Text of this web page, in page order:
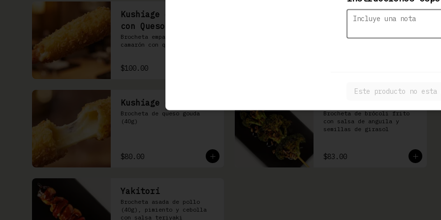
Kushiage de Camarón
con Queso
Brocheta empanizada de
camarón con queso gouda
$100.00
Kushiage de Plátano
Brocheta de plátano con
Kushiage de Queso
Brocheta de queso gouda
(40g)
$80.00
Brocheta de brócoli frito
con salsa de anguila y
semillas de girasol
$83.00
Yakitori
Brocheta asada de pollo
(40g), pimiento y cebolla
con salsa teriyaki
Este producto no